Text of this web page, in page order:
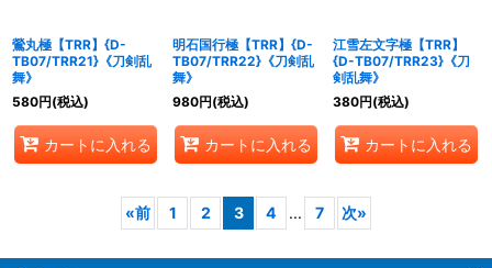
鶯丸極【TRR】{D-
TB07/TRR21}《刀剣乱
舞》
580円(税込)
カートに入れる
明石国行極【TRR】{D-
TB07/TRR22}《刀剣乱
舞》
980円(税込)
カートに入れる
江雪左文字極【TRR】
{D-TB07/TRR23}《刀
剣乱舞》
380円(税込)
カートに入れる
«前 1 2 3 4 ... 7 次»